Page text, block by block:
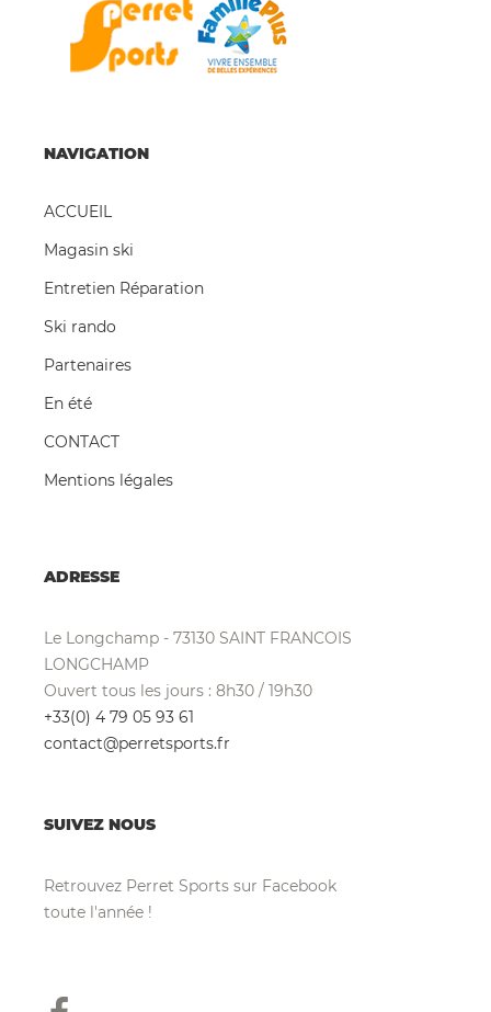
NAVIGATION
ACCUEIL
Magasin ski
Entretien Réparation
Ski rando
Partenaires
En été
CONTACT
Mentions légales
ADRESSE
Le Longchamp - 73130 SAINT FRANCOIS
LONGCHAMP
Ouvert tous les jours : 8h30 / 19h30
+33(0) 4 79 05 93 61
contact@perretsports.fr
SUIVEZ NOUS
Retrouvez Perret Sports sur Facebook
toute l'année !